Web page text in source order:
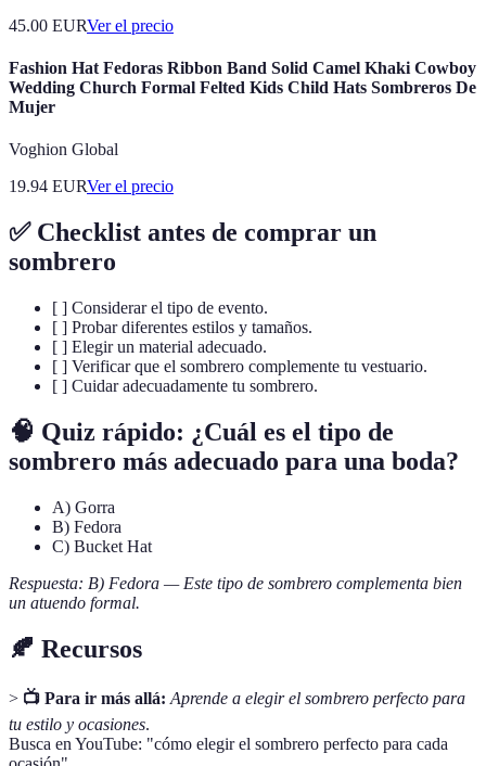
45.00 EURVer el precio
Fashion Hat Fedoras Ribbon Band Solid Camel Khaki Cowboy
Wedding Church Formal Felted Kids Child Hats Sombreros De
Mujer
Voghion Global
19.94 EURVer el precio
✅ Checklist antes de comprar un
sombrero
[ ] Considerar el tipo de evento.
[ ] Probar diferentes estilos y tamaños.
[ ] Elegir un material adecuado.
[ ] Verificar que el sombrero complemente tu vestuario.
[ ] Cuidar adecuadamente tu sombrero.
🧠 Quiz rápido: ¿Cuál es el tipo de
sombrero más adecuado para una boda?
A) Gorra
B) Fedora
C) Bucket Hat
Respuesta: B) Fedora — Este tipo de sombrero complementa bien
un atuendo formal.
🍂 Recursos
> 📺 Para ir más allá: Aprende a elegir el sombrero perfecto para
tu estilo y ocasiones.
Busca en YouTube: "cómo elegir el sombrero perfecto para cada